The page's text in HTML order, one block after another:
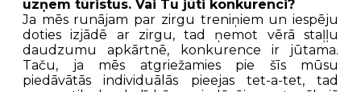
uzņem tūristus. Vai Tu jūti konkurenci?
Ja mēs runājam par zirgu treniņiem un iespēju
doties izjādē ar zirgu, tad ņemot vērā staļļu
daudzumu apkārtnē, konkurence ir jūtama.
Taču, ja mēs atgriežamies pie šīs mūsu
piedāvātās individuālās pieejas tet-a-tet, tad